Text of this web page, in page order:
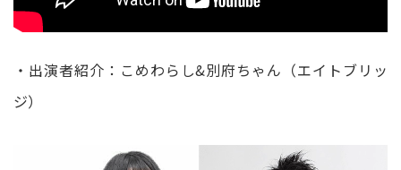
・出演者紹介：こめわらし&別府ちゃん（エイトブリッ
ジ）